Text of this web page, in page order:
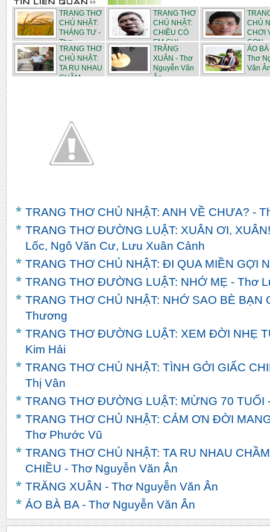
TRANG THƠ
CHỦ NHẬT:
THÁNG TƯ -
Thơ ...
TRANG THƠ
CHỦ NHẬT:
CHIỀU CÓ
EM CHI...
CHỦ
CHƠI
CON -
TRANG THƠ
CHỦ NHẬT:
TA RU NHAU
CHẦM...
TRĂNG
XUÂN - Thơ
Nguyễn Văn
Ân
ÁO BÀ
Thơ
Văn
TRANG THƠ CHỦ NHẬT: ANH VỀ CHƯA? -
TRANG THƠ ĐƯỜNG LUẬT: XUÂN ƠI,
Lốc, Ngô Văn Cư, Lưu Xuân Cảnh
TRANG THƠ CHỦ NHẬT: ĐI QUA MIỀN GỢI
TRANG THƠ ĐƯỜNG LUẬT: NHỚ MẸ - Thơ
TRANG THƠ CHỦ NHẬT: NHỚ SAO BÈ BẠN
Thương
TRANG THƠ ĐƯỜNG LUẬT: XEM ĐỜI NHẸ
Kim Hải
TRANG THƠ CHỦ NHẬT: TÌNH GỞI GIẤC
Thị Vân
TRANG THƠ ĐƯỜNG LUẬT: MỪNG 70 TUỔI
TRANG THƠ CHỦ NHẬT: CẢM ƠN ĐỜI
Thơ Phước Vũ
TRANG THƠ CHỦ NHẬT: TA RU NHAU
CHIỀU - Thơ Nguyễn Văn Ân
TRĂNG XUÂN - Thơ Nguyễn Văn Ân
ÁO BÀ BA - Thơ Nguyễn Văn Ân